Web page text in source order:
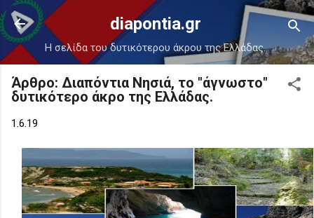
Μετάβαση στο κύριο περιεχόμενο
diapontia.gr
Η σελίδα του δυτικότερου άκρου της Ελλάδας.
Άρθρο: Διαπόντια Νησιά, το "άγνωστο"
δυτικότερο άκρο της Ελλάδας.
1.6.19